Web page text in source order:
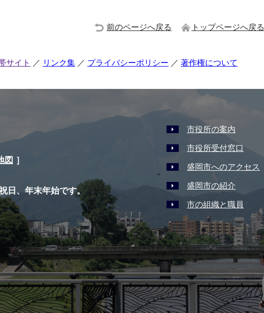
前のページへ戻る トップページへ戻る
サイト リンク集 プライバシーポリシー 著作権について
図 ］
日、年末年始です。
市役所の案内
市役所受付窓口
盛岡市へのアクセス
盛岡市の紹介
市の組織と職員